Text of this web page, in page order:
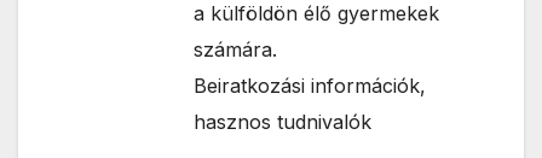
a külföldön élő gyermekek
számára.
Beiratkozási információk,
hasznos tudnivalók